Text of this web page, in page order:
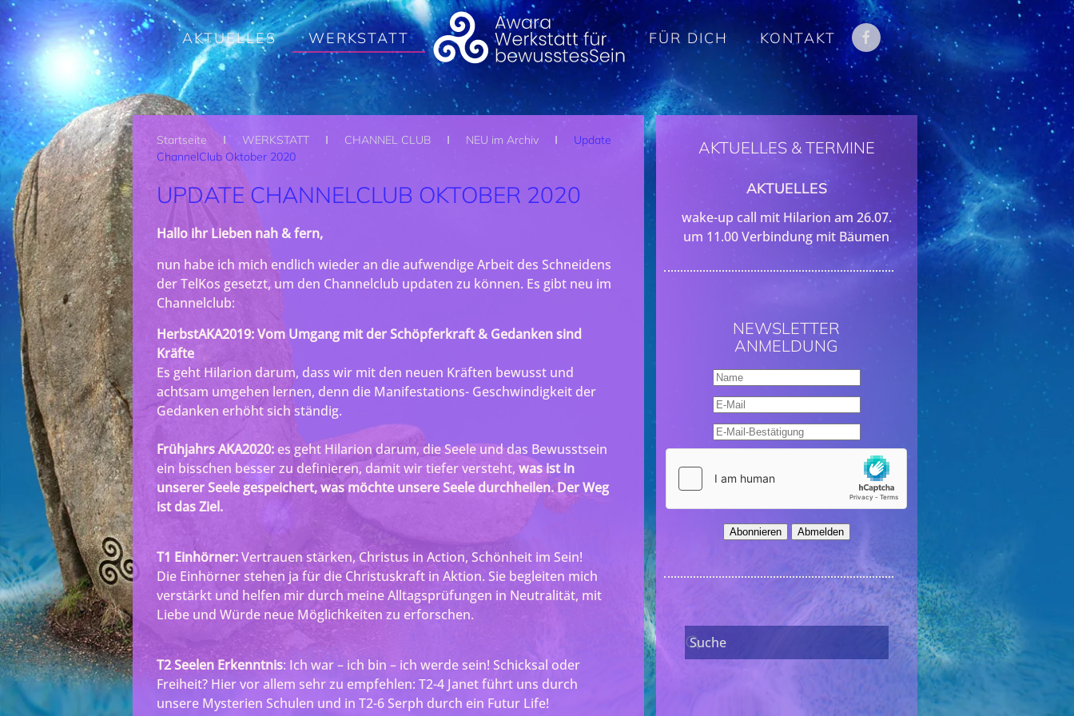
Zum Hauptinhalt springenAKTUELLES WERKSTATT FÜR DICH KONTAKT
Startseite WERKSTATT CHANNEL CLUB NEU im Archiv
Update
ChannelClub Oktober 2020
UPDATE CHANNELCLUB OKTOBER 2020
Hallo ihr Lieben nah & fern,
nun habe ich mich endlich wieder an die aufwendige Arbeit des Schneidens
der TelKos gesetzt, um den Channelclub updaten zu können. Es gibt neu im
Channelclub:
HerbstAKA2019: Vom Umgang mit der Schöpferkraft & Gedanken sind
Kräfte
Es geht Hilarion darum, dass wir mit den neuen Kräften bewusst und
achtsam umgehen lernen, denn die Manifestations- Geschwindigkeit der
Gedanken erhöht sich ständig.
Frühjahrs AKA2020: es geht Hilarion darum, die Seele und das Bewusstsein
ein bisschen besser zu definieren, damit wir tiefer versteht, was ist in
unserer Seele gespeichert, was möchte unsere Seele durchheilen.Der Weg
ist das Ziel.
T1 Einhörner:Vertrauen stärken, Christus in Action, Schönheit im Sein!
Die Einhörner stehen ja für die Christuskraft in Aktion. Sie begleiten mich
verstärkt und helfen mir durch meine Alltagsprüfungen in Neutralität, mit
Liebe und Würde neue Möglichkeiten zu erforschen.
T2 Seelen Erkenntnis: Ich war – ich bin – ich werde sein! Schicksal oder
Freiheit? Hier vor allem sehr zu empfehlen: T2-4 Janet führt uns durch
unsere Mysterien Schulen und in T2-6 Serph durch ein Futur Life!
AKTUELLES & TERMINE
AKTUELLES
wake-up call mit Hilarion am 26.07.
um 11.00 Verbindung mit Bäumen
NEWSLETTER
ANMELDUNG
Abonnieren Abmelden